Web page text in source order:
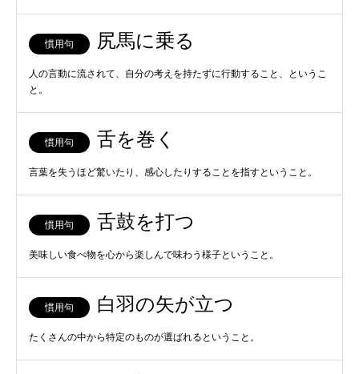
慣用句 尻馬に乗る
人の言動に流されて、自分の考えを持たずに行動すること、というこ
と。
慣用句 舌を巻く
言葉を失うほど驚いたり、感心したりすることを指すということ。
慣用句 舌鼓を打つ
美味しい食べ物を心から楽しんで味わう様子ということ。
慣用句 白羽の矢が立つ
たくさんの中から特定のものが選ばれるということ。